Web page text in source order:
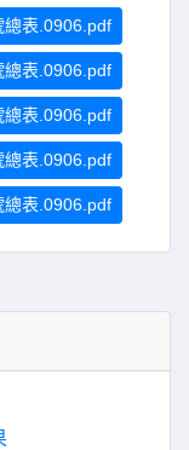
總表.0906.pdf
總表.0906.pdf
總表.0906.pdf
總表.0906.pdf
總表.0906.pdf